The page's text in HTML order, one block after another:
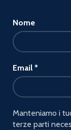
Nome
Email *
Manteniamo i
terze parti